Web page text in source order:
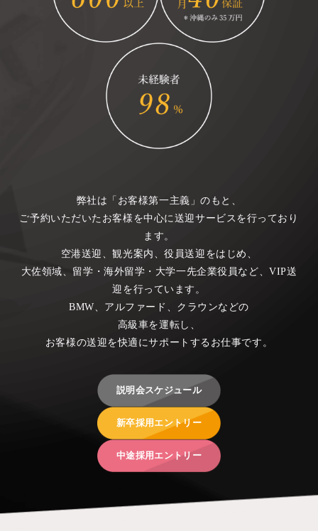
弊社は「お客様第一主義」のもと、
ご予約いただいたお客様を中心に送迎サービスを行っており
ます。
空港送迎、観光案内、役員送迎をはじめ、
大佐領域、留学・海外留学・大学一先企業役員など、VIP送
迎を行っています。
BMW、アルファード、クラウンなどの
高級車を運転し、
お客様の送迎を快適にサポートするお仕事です。
説明会スケジュール
新卒採用エントリー
中途採用エントリー